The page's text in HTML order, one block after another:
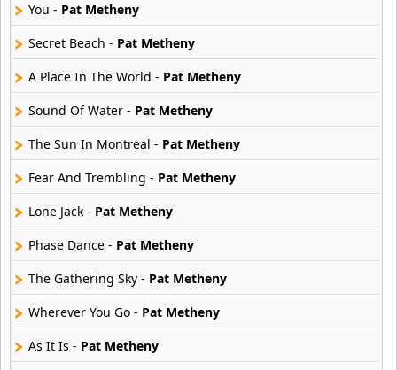
7 músicas online
Hugh Laurie
15 músicas online
Imany
12 músicas online
Jake Shimabukuro
9 músicas online
Jamala
15 músicas online
Javier Malosetti
12 músicas online
You - Pat Metheny
Secret Beach - Pat Metheny
A Place In The World - Pat Metheny
Sound Of Water - Pat Metheny
The Sun In Montreal - Pat Metheny
Fear And Trembling - Pat Metheny
Lone Jack - Pat Metheny
Phase Dance - Pat Metheny
The Gathering Sky - Pat Metheny
Wherever You Go - Pat Metheny
As It Is - Pat Metheny